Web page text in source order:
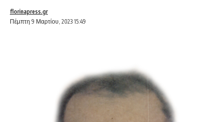
Πέμπτη 9 Μαρτίου, 2023 15:49
florinapress.gr